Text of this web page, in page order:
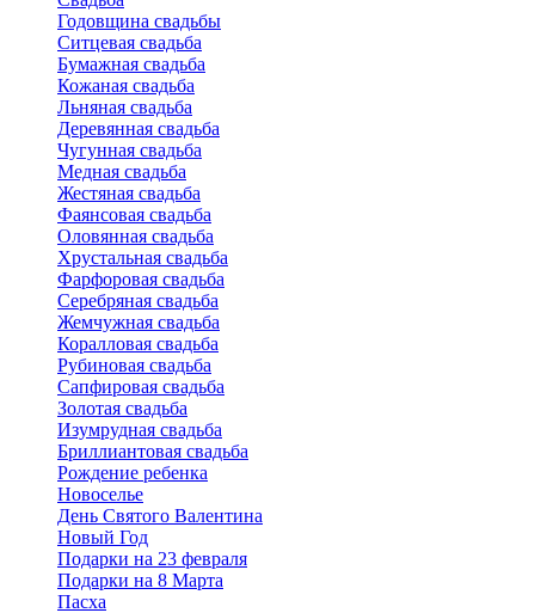
Годовщина свадьбы
Ситцевая свадьба
Бумажная свадьба
Кожаная свадьба
Льняная свадьба
Деревянная свадьба
Чугунная свадьба
Медная свадьба
Жестяная свадьба
Фаянсовая свадьба
Оловянная свадьба
Хрустальная свадьба
Фарфоровая свадьба
Серебряная свадьба
Жемчужная свадьба
Коралловая свадьба
Рубиновая свадьба
Сапфировая свадьба
Золотая свадьба
Изумрудная свадьба
Бриллиантовая свадьба
Рождение ребенка
Новоселье
День Святого Валентина
Новый Год
Подарки на 23 февраля
Подарки на 8 Марта
Пасха